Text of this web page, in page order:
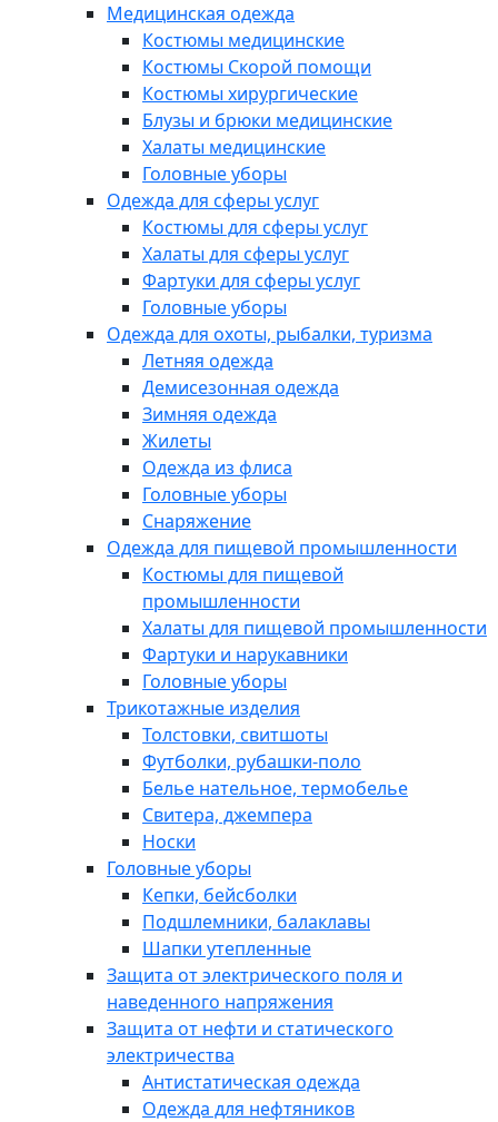
Медицинская одежда
Костюмы медицинские
Костюмы Скорой помощи
Костюмы хирургические
Блузы и брюки медицинские
Халаты медицинские
Головные уборы
Одежда для сферы услуг
Костюмы для сферы услуг
Халаты для сферы услуг
Фартуки для сферы услуг
Головные уборы
Одежда для охоты, рыбалки, туризма
Летняя одежда
Демисезонная одежда
Зимняя одежда
Жилеты
Одежда из флиса
Головные уборы
Снаряжение
Одежда для пищевой промышленности
Костюмы для пищевой
промышленности
Халаты для пищевой промышленности
Фартуки и нарукавники
Головные уборы
Трикотажные изделия
Толстовки, свитшоты
Футболки, рубашки-поло
Белье нательное, термобелье
Свитера, джемпера
Носки
Головные уборы
Кепки, бейсболки
Подшлемники, балаклавы
Шапки утепленные
Защита от электрического поля и
наведенного напряжения
Защита от нефти и статического
электричества
Антистатическая одежда
Одежда для нефтяников